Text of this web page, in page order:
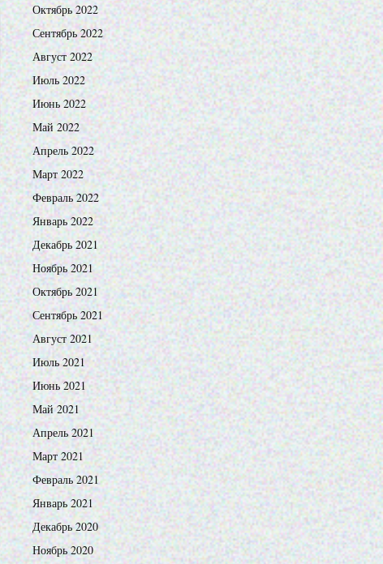
Октябрь 2022
Сентябрь 2022
Август 2022
Июль 2022
Июнь 2022
Май 2022
Апрель 2022
Март 2022
Февраль 2022
Январь 2022
Декабрь 2021
Ноябрь 2021
Октябрь 2021
Сентябрь 2021
Август 2021
Июль 2021
Июнь 2021
Май 2021
Апрель 2021
Март 2021
Февраль 2021
Январь 2021
Декабрь 2020
Ноябрь 2020